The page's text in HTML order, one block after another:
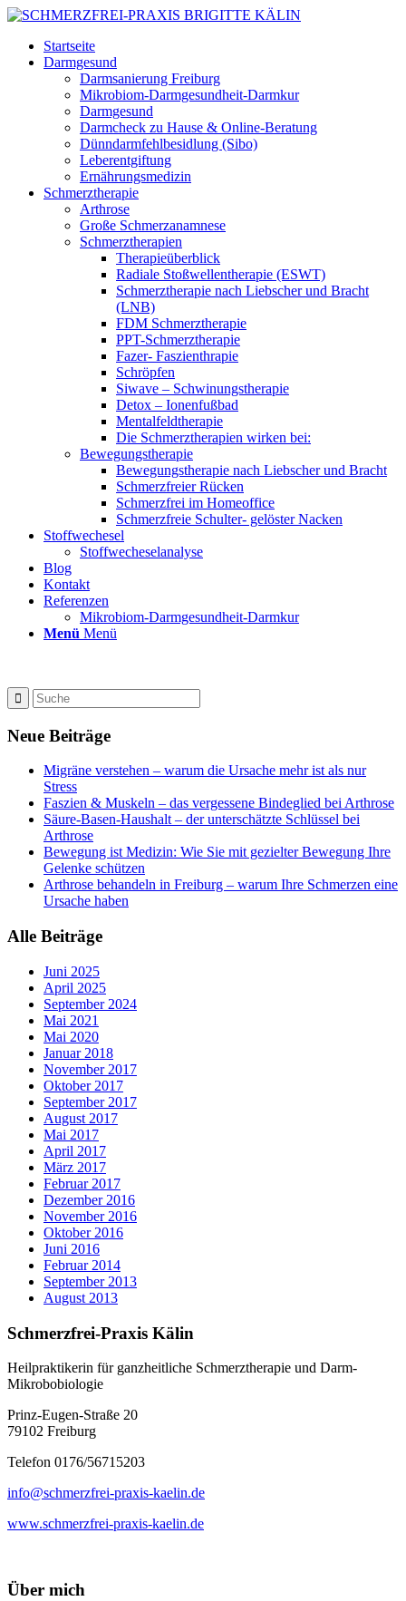
Startseite
Darmgesund
Darmsanierung Freiburg
Mikrobiom-Darmgesundheit-Darmkur
Darmgesund
Darmcheck zu Hause & Online-Beratung
Dünndarmfehlbesidlung (Sibo)
Leberentgiftung
Ernährungsmedizin
Schmerztherapie
Arthrose
Große Schmerzanamnese
Schmerztherapien
Therapieüberblick
Radiale Stoßwellentherapie (ESWT)
Schmerztherapie nach Liebscher und Bracht
(LNB)
FDM Schmerztherapie
PPT-Schmerztherapie
Fazer- Faszienthrapie
Schröpfen
Siwave – Schwinungstherapie
Detox – Ionenfußbad
Mentalfeldtherapie
Die Schmerztherapien wirken bei:
Bewegungstherapie
Bewegungstherapie nach Liebscher und Bracht
Schmerzfreier Rücken
Schmerzfrei im Homeoffice
Schmerzfreie Schulter- gelöster Nacken
Stoffwechesel
Stoffwecheselanalyse
Blog
Kontakt
Referenzen
Mikrobiom-Darmgesundheit-Darmkur
Menü Menü
Neue Beiträge
Migräne verstehen – warum die Ursache mehr ist als nur
Stress
Faszien & Muskeln – das vergessene Bindeglied bei Arthrose
Säure-Basen-Haushalt – der unterschätzte Schlüssel bei
Arthrose
Bewegung ist Medizin: Wie Sie mit gezielter Bewegung Ihre
Gelenke schützen
Arthrose behandeln in Freiburg – warum Ihre Schmerzen eine
Ursache haben
Alle Beiträge
Juni 2025
April 2025
September 2024
Mai 2021
Mai 2020
Januar 2018
November 2017
Oktober 2017
September 2017
August 2017
Mai 2017
April 2017
März 2017
Februar 2017
Dezember 2016
November 2016
Oktober 2016
Juni 2016
Februar 2014
September 2013
August 2013
Schmerzfrei-Praxis Kälin
Heilpraktikerin für ganzheitliche Schmerztherapie und Darm-
Mikrobobiologie
Prinz-Eugen-Straße 20
79102 Freiburg
Telefon 0176/56715203
info@schmerzfrei-praxis-kaelin.de
www.schmerzfrei-praxis-kaelin.de
Über mich